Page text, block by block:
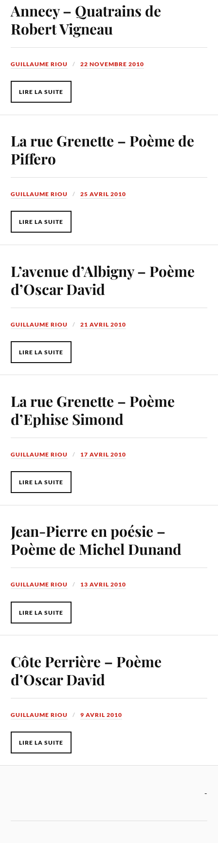
Annecy – Quatrains de
Robert Vigneau
GUILLAUME RIOU 22 NOVEMBRE 2010
LIRE LA SUITE
La rue Grenette – Poème de
Piffero
GUILLAUME RIOU 25 AVRIL 2010
LIRE LA SUITE
L’avenue d’Albigny – Poème
d’Oscar David
GUILLAUME RIOU 21 AVRIL 2010
LIRE LA SUITE
La rue Grenette – Poème
d’Ephise Simond
GUILLAUME RIOU 17 AVRIL 2010
LIRE LA SUITE
Jean-Pierre en poésie –
Poème de Michel Dunand
GUILLAUME RIOU 13 AVRIL 2010
LIRE LA SUITE
Côte Perrière – Poème
d’Oscar David
GUILLAUME RIOU 9 AVRIL 2010
LIRE LA SUITE
-